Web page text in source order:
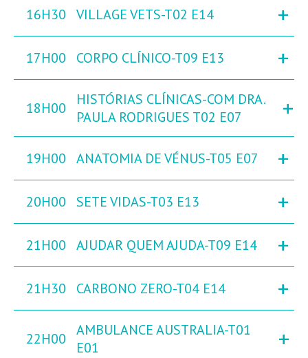
16H30 VILLAGE VETS-T02 E14 +
17H00 CORPO CLÍNICO-T09 E13 +
18H00
HISTÓRIAS CLÍNICAS-COM DRA.
PAULA RODRIGUES T02 E07
+
19H00 ANATOMIA DE VÉNUS-T05 E07 +
20H00 SETE VIDAS-T03 E13 +
21H00 AJUDAR QUEM AJUDA-T09 E14 +
21H30 CARBONO ZERO-T04 E14 +
22H00
AMBULANCE AUSTRALIA-T01
E01
+